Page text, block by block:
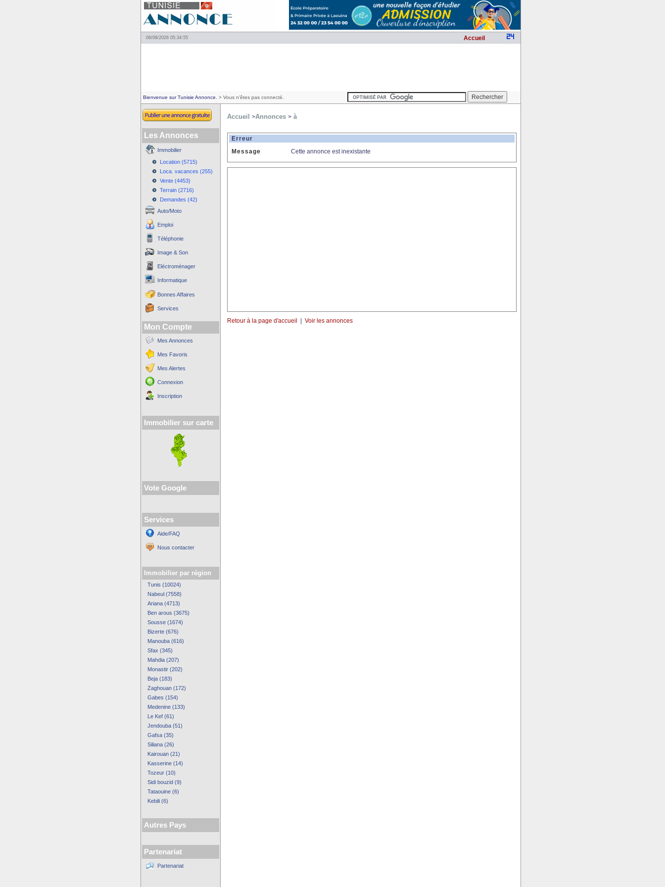
06/08/2026 05:34:55 Accueil
Bienvenue sur Tunisie Annonce. > Vous n'êtes pas connecté.
Les Annonces
Immobilier
Location (5715)
Loca. vacances (255)
Vente (4453)
Terrain (2716)
Demandes (42)
Auto/Moto
Emploi
Téléphonie
Image & Son
Eléctroménager
Informatique
Bonnes Affaires
Services
Mon Compte
Mes Annonces
Mes Favoris
Mes Alertes
Connexion
Inscription
Immobilier sur carte
Vote Google
Services
Aide/FAQ
Nous contacter
Immobilier par région
Tunis (10024)
Nabeul (7558)
Ariana (4713)
Ben arous (3675)
Sousse (1674)
Bizerte (676)
Manouba (616)
Sfax (345)
Mahdia (207)
Monastir (202)
Beja (183)
Zaghouan (172)
Gabes (154)
Medenine (133)
Le Kef (61)
Jendouba (51)
Gafsa (35)
Siliana (26)
Kairouan (21)
Kasserine (14)
Tozeur (10)
Sidi bouzid (9)
Tataouine (6)
Kebili (6)
Autres Pays
Partenariat
Partenariat
Accueil >Annonces >à
Erreur
Message
Cette annonce est inexistante
Retour à la page d'accueil Voir les annonces